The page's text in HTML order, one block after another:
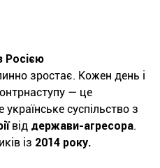
Росією
зростає. Кожен день і
— це
українське суспільство з
від держави-агресора.
із 2014 року.